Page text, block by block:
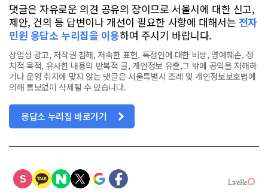
댓글은 자유로운 의견 공유의 장이므로 서울시에 대한 신고,
제안, 건의 등 답변이나 개선이 필요한 사항에 대해서는 전자
민원 응답소 누리집을 이용하여 주시기 바랍니다.
상업성 광고, 저작권 침해, 저속한 표현, 특정인에 대한 비방, 명예훼손, 정
치적 목적, 유사한 내용의 반복적 글, 개인정보 유출,그 밖에 공익을 저해하
거나 운영 취지에 맞지 않는 댓글은 서울특별시 조례 및 개인정보보호법에
의해 통보없이 삭제될 수 있습니다.
응답소 누리집 바로가기